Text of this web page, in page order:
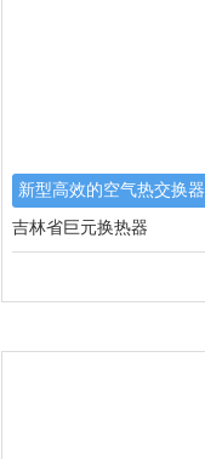
新型高效的空气热交换器
吉林省巨元换热器